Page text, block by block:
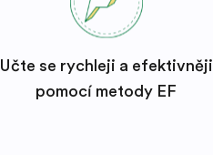
Učte se rychleji a efektivněji
pomocí metody EF